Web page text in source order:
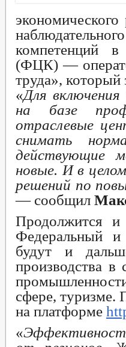
БЮДЖЕТ
БЮДЖЕТ ПО
ОТЧЕТ ОБ
МУНИЦИПАЛЬНЫЕ УСЛУГИ
ПРИЕМ ГРАЖДАН
ОБЗОРЫ
компетенций в
(ФЦК) —
труда», который
«Для
на базе
отраслевые
снимать
действующие
новые. И в
решений по
— сообщил
Продолжится и
Федеральный и
будут и
производства в
сфере, туризме.
на платформе
«